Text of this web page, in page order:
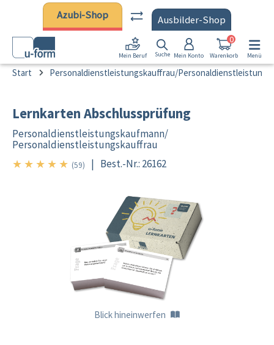
Zum Hauptinhalt springen
Azubi-Shop Ausbilder-Shop
Mein Beruf Suche Mein Konto Warenkorb
0
Menü
Start Personaldienstleistungskauffrau/
Lernkarten Abschlussprüfung
Personaldienstleistungskaufmann/
Personaldienstleistungskauffrau
★ ★ ★ ★ ★ 5/5
(59) | Best.-Nr.: 26162
Blick hineinwerfen